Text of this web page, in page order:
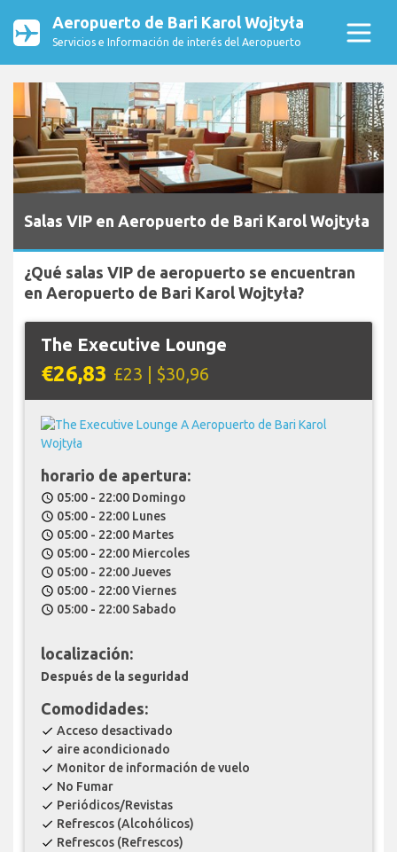
Aeropuerto de Bari Karol Wojtyła
Servicios e Información de interés del Aeropuerto
Salas VIP en Aeropuerto de Bari Karol Wojtyła
¿Qué salas VIP de aeropuerto se encuentran
en Aeropuerto de Bari Karol Wojtyła?
The Executive Lounge
€26,83 £23 | $30,96
horario de apertura:
schedule 05:00 - 22:00 Domingo
schedule 05:00 - 22:00 Lunes
schedule 05:00 - 22:00 Martes
schedule 05:00 - 22:00 Miercoles
schedule 05:00 - 22:00 Jueves
schedule 05:00 - 22:00 Viernes
schedule 05:00 - 22:00 Sabado
localización:
Después de la seguridad
Comodidades:
check Acceso desactivado
check aire acondicionado
check Monitor de información de vuelo
check No Fumar
check Periódicos/Revistas
check Refrescos (Alcohólicos)
check Refrescos (Refrescos)